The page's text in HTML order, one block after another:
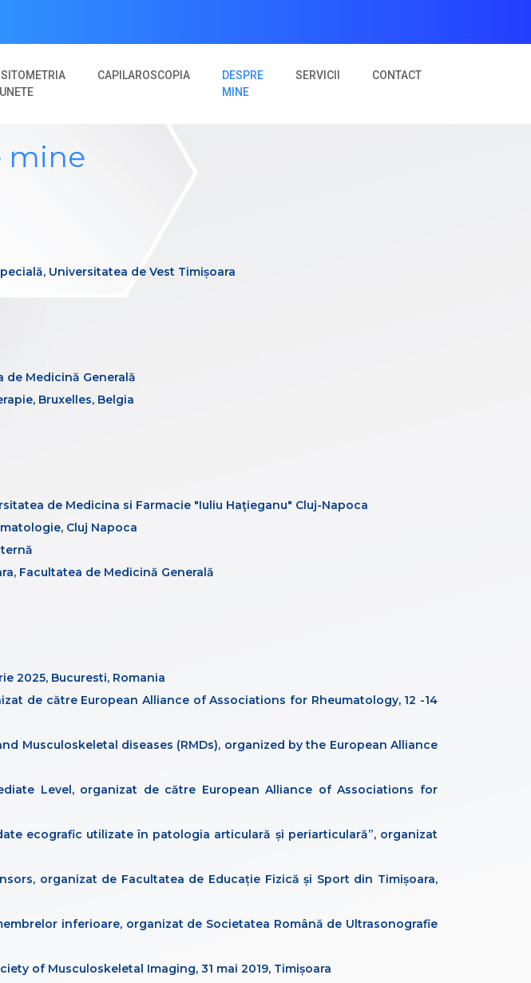
CAPILAROSCOPIA
DESPRE
MINE(CURRENT)
SERVICII CONTACT
mine
Universitatea de Vest Timișoara
de Medicină Generală
Bruxelles, Belgia
de Medicina si Farmacie "Iuliu Haţieganu" Cluj-Napoca
Cluj Napoca
Facultatea de Medicină Generală
2025, Bucuresti, Romania
de către European Alliance of Associations for Rheumatology, 12 -14
Musculoskeletal diseases (RMDs), organized by the European Alliance
Level, organizat de către European Alliance of Associations for
ecografic utilizate în patologia articulară și periarticulară”, organizat
organizat de Facultatea de Educație Fizică și Sport din Timișoara,
inferioare, organizat de Societatea Română de Ultrasonografie
of Musculoskeletal Imaging, 31 mai 2019, Timișoara